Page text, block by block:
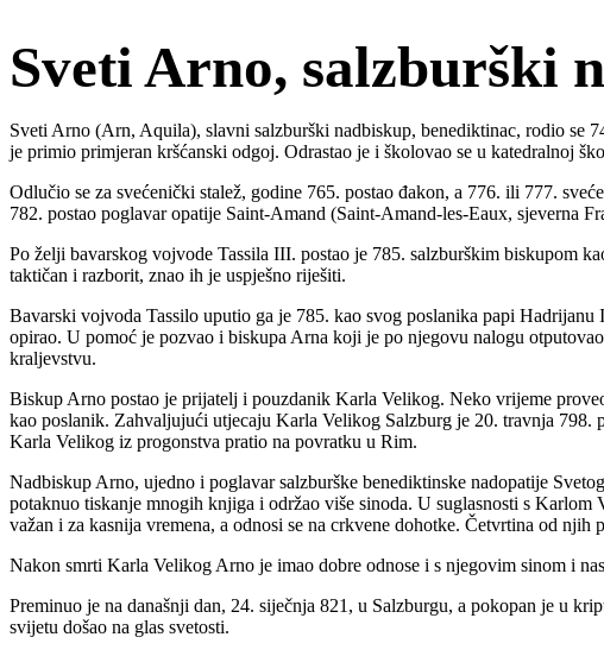
Sveti Arno, salzburški
Sveti Arno (Arn, Aquila), slavni salzburški nadbiskup, benediktinac, rodio se
je primio primjeran kršćanski odgoj. Odrastao je i školovao se u katedralnoj
Odlučio se za svećenički stalež, godine 765. postao đakon, a 776. ili 777.
782. postao poglavar opatije Saint-Amand (Saint-Amand-les-Eaux, sjeverna
Po želji bavarskog vojvode Tassila III. postao je 785. salzburškim biskupom
taktičan i razborit, znao ih je uspješno riješiti.
Bavarski vojvoda Tassilo uputio ga je 785. kao svog poslanika papi
opirao. U pomoć je pozvao i biskupa Arna koji je po njegovu nalogu
kraljevstvu.
Biskup Arno postao je prijatelj i pouzdanik Karla Velikog. Neko vrijeme
kao poslanik. Zahvaljujući utjecaju Karla Velikog Salzburg je 20. travnja
Karla Velikog iz progonstva pratio na povratku u Rim.
Nadbiskup Arno, ujedno i poglavar salzburške benediktinske nadopatije
potaknuo tiskanje mnogih knjiga i održao više sinoda. U suglasnosti s
važan i za kasnija vremena, a odnosi se na crkvene dohotke. Četvrtina od
Nakon smrti Karla Velikog Arno je imao dobre odnose i s njegovim sinom i
Preminuo je na današnji dan, 24. siječnja 821, u Salzburgu, a pokopan je u
svijetu došao na glas svetosti.